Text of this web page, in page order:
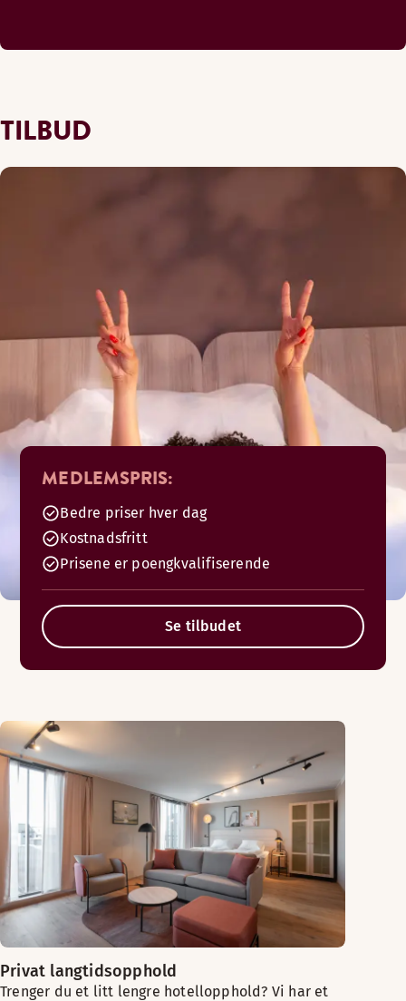
TILBUD
MEDLEMSPRIS:
Bedre priser hver dag
Kostnadsfritt
Prisene er poengkvalifiserende
Se tilbudet
Privat langtidsopphold
Trenger du et litt lengre hotellopphold? Vi har et